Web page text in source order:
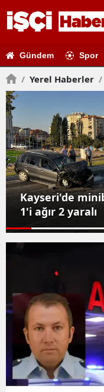
Gündem Spor
/ Yerel Haberler /
Kayseri'de
1'i ağır 2 yaralı